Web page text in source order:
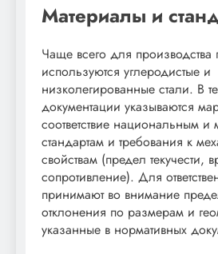
Материалы и
Чаще всего для производства
используются углеродистые и
низколегированные стали. В
документации указываются
соответствие национальным
стандартам и требования к
свойствам (предел текучести,
сопротивление). Для
принимают во внимание
отклонения по размерам и
указанные в нормативных